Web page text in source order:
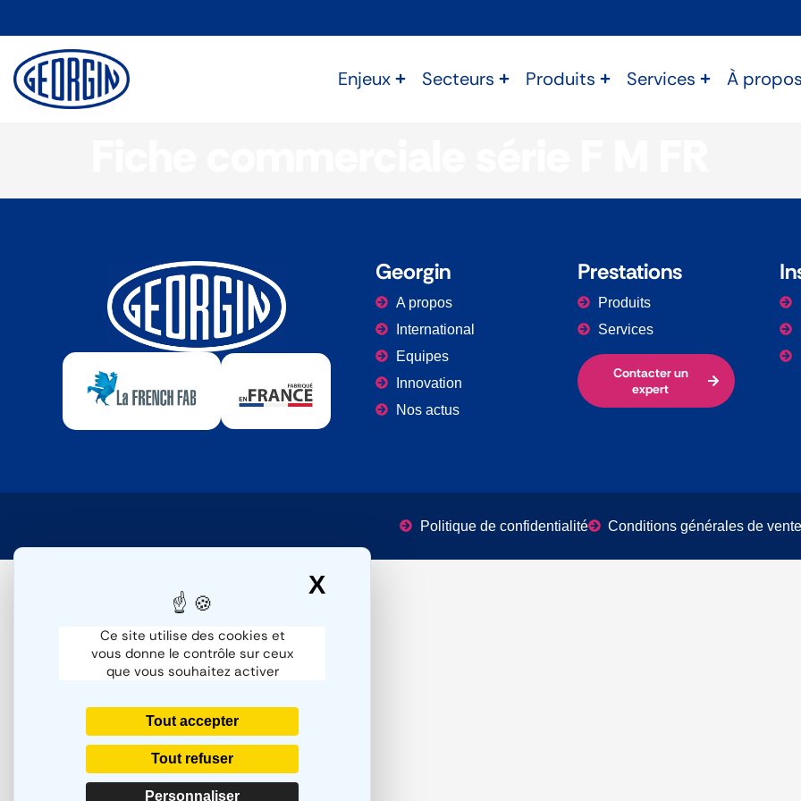
Ce site utilise des cookies et
vous donne le contrôle sur ceux
que vous souhaitez activer
Tout accepter
Tout refuser
Personnaliser
X
Enjeux Secteurs Produits Services À
Georgin
A propos
International
Equipes
Innovation
Nos actus
Prestations​
Produits
Services
Contacter un
expert
Politique de confidentialité Conditions générales de vente